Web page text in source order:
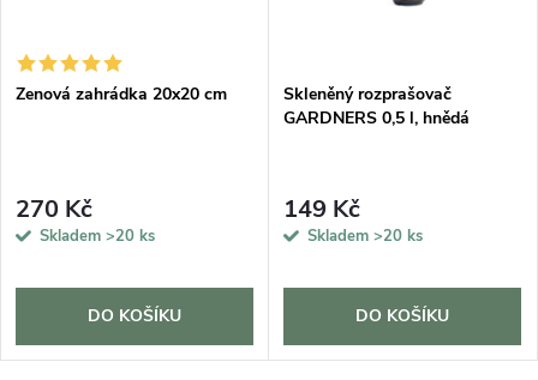
Zenová zahrádka 20x20 cm
270 Kč
Skladem >20 ks
DO KOŠÍKU
Skleněný rozprašovač
GARDNERS 0,5 l, hnědá
149 Kč
Skladem >20 ks
DO KOŠÍKU